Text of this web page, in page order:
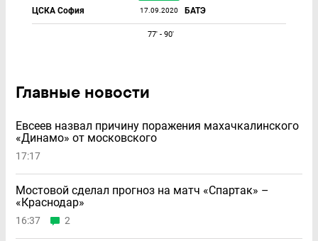
ЦСКА София 17.09.2020 БАТЭ
77' - 90'
Главные новости
Евсеев назвал причину поражения махачкалинского
«Динамо» от московского
17:17
Мостовой сделал прогноз на матч «Спартак» –
«Краснодар»
16:37 2